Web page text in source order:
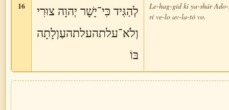
16
לְהַגִּיד כִּי־יָשָׁר יְהוָה צוּרִי
וְלֹא־עלתהעלתהעַוְלָתָה
בּוֹ
Le-hag-gíd ki ya-shár
rí ve-lo av-la-tó vo.